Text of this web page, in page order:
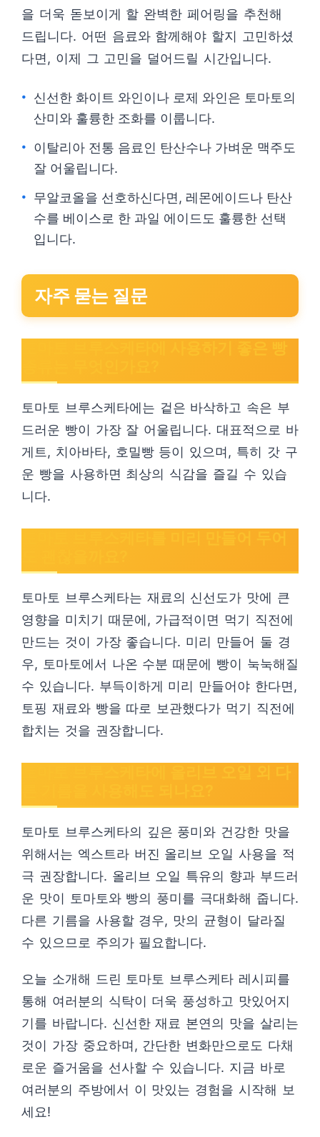
을 더욱 돋보이게 할 완벽한 페어링을 추천해
드립니다. 어떤 음료와 함께해야 할지 고민하셨
다면, 이제 그 고민을 덜어드릴 시간입니다.
신선한 화이트 와인이나 로제 와인은 토마토의
산미와 훌륭한 조화를 이룹니다.
이탈리아 전통 음료인 탄산수나 가벼운 맥주도
잘 어울립니다.
무알코올을 선호하신다면, 레몬에이드나 탄산
수를 베이스로 한 과일 에이드도 훌륭한 선택
입니다.
자주 묻는 질문
토마토 브루스케타에는 겉은 바삭하고 속은 부
드러운 빵이 가장 잘 어울립니다. 대표적으로 바
게트, 치아바타, 호밀빵 등이 있으며, 특히 갓 구
운 빵을 사용하면 최상의 식감을 즐길 수 있습
니다.
토마토 브루스케타는 재료의 신선도가 맛에 큰
영향을 미치기 때문에, 가급적이면 먹기 직전에
만드는 것이 가장 좋습니다. 미리 만들어 둘 경
우, 토마토에서 나온 수분 때문에 빵이 눅눅해질
수 있습니다. 부득이하게 미리 만들어야 한다면,
토핑 재료와 빵을 따로 보관했다가 먹기 직전에
합치는 것을 권장합니다.
토마토 브루스케타의 깊은 풍미와 건강한 맛을
위해서는 엑스트라 버진 올리브 오일 사용을 적
극 권장합니다. 올리브 오일 특유의 향과 부드러
운 맛이 토마토와 빵의 풍미를 극대화해 줍니다.
다른 기름을 사용할 경우, 맛의 균형이 달라질
수 있으므로 주의가 필요합니다.
오늘 소개해 드린 토마토 브루스케타 레시피를
통해 여러분의 식탁이 더욱 풍성하고 맛있어지
기를 바랍니다. 신선한 재료 본연의 맛을 살리는
것이 가장 중요하며, 간단한 변화만으로도 다채
로운 즐거움을 선사할 수 있습니다. 지금 바로
여러분의 주방에서 이 맛있는 경험을 시작해 보
세요!